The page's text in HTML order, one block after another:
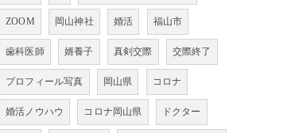
ZOOM 岡山神社 婚活 福山市
歯科医師 婿養子 真剣交際 交際終了
プロフィール写真 岡山県 コロナ
婚活ノウハウ コロナ岡山県 ドクター